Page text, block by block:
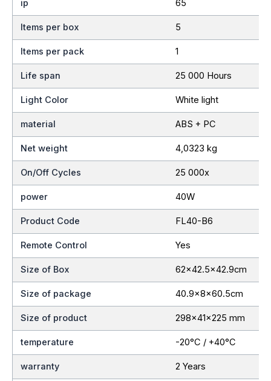
ip 65
Items per box 5
Items per pack 1
Life span 25 000 Hours
Light Color White light
material ABS + PC
Net weight 4,0323 kg
On/Off Cycles 25 000x
power 40W
Product Code FL40-B6
Remote Control Yes
Size of Box 62×42.5×42.9cm
Size of package 40.9x8x60.5cm
Size of product 298x41x225 mm
temperature -20°C / +40°C
warranty 2 Years